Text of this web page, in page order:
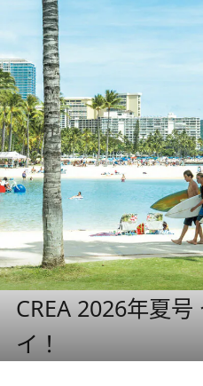
CREA 2026年夏
イ！